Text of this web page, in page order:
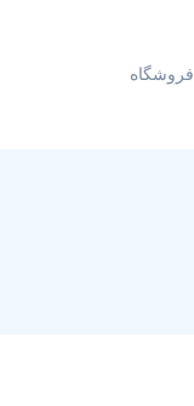
فروشگاه